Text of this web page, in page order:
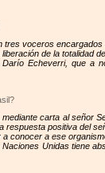
voceros
de la totalidad
Echeverri, que a
carta al
positiva del
a ese
Unidas tiene